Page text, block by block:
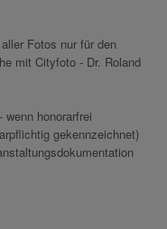
Fotos nur für den
mit Cityfoto - Dr. Roland
honorarfrei
gekennzeichnet)